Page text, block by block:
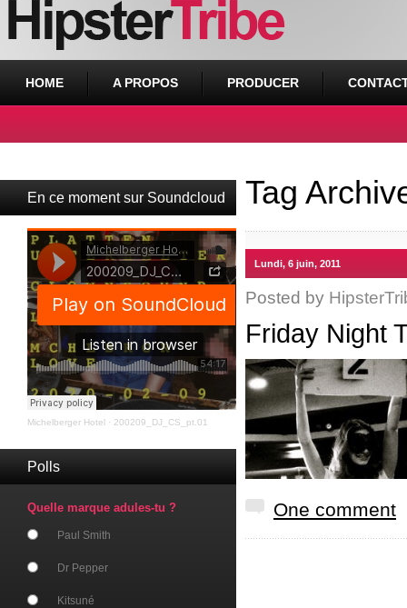
HOME A PROPOS PRODUCER
En ce moment sur Soundcloud
Michelberger Hotel · 200209_DJ_CS_pt.01
Polls
Quelle marque adules-tu ?
Paul Smith
Dr Pepper
Kitsuné
Tag
Lundi, 6 juin, 2011
Posted by
Friday Night
One comment